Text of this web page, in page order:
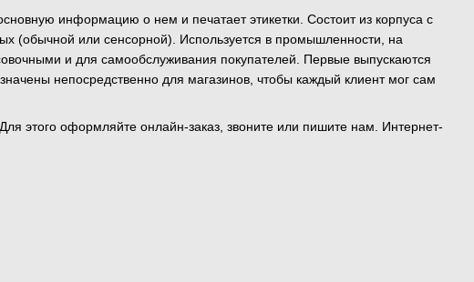
информацию о нем и печатает этикетки. Состоит из корпуса с
(обычной или сенсорной). Используется в промышленности, на
и для самообслуживания покупателей. Первые выпускаются
непосредственно для магазинов, чтобы каждый клиент мог сам
этого оформляйте онлайн-заказ, звоните или пишите нам. Интернет-